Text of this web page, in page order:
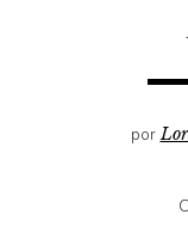
Historia material
Lagunas mentales
por